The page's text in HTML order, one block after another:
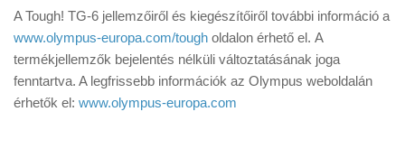
A Tough! TG-6 jellemzőiről és kiegészítőiről további információ a
www.olympus-europa.com/tough oldalon érhető el. A
termékjellemzők bejelentés nélküli változtatásának joga
fenntartva. A legfrissebb információk az Olympus weboldalán
érhetők el: www.olympus-europa.com